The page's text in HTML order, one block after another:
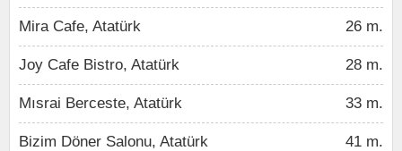
Mira Cafe, Atatürk 26 m.
Joy Cafe Bistro, Atatürk 28 m.
Mısrai Berceste, Atatürk 33 m.
Bizim Döner Salonu, Atatürk 41 m.